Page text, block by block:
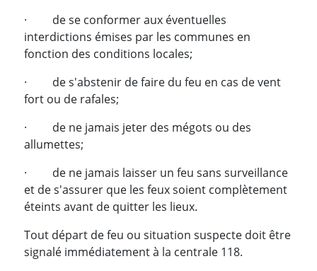
· de se conformer aux éventuelles
interdictions émises par les communes en
fonction des conditions locales;
· de s'abstenir de faire du feu en cas de vent
fort ou de rafales;
· de ne jamais jeter des mégots ou des
allumettes;
· de ne jamais laisser un feu sans surveillance
et de s'assurer que les feux soient complètement
éteints avant de quitter les lieux.
Tout départ de feu ou situation suspecte doit être
signalé immédiatement à la centrale 118.